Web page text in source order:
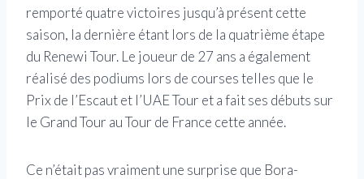
remporté quatre victoires jusqu’à présent cette
saison, la dernière étant lors de la quatrième étape
du Renewi Tour. Le joueur de 27 ans a également
réalisé des podiums lors de courses telles que le
Prix de l’Escaut et l’UAE Tour et a fait ses débuts sur
le Grand Tour au Tour de France cette année.
Ce n’était pas vraiment une surprise que Bora-